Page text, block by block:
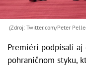
(Zdroj: Twitter.com/Peter
Premiéri podpísali aj
pohraničnom styku,